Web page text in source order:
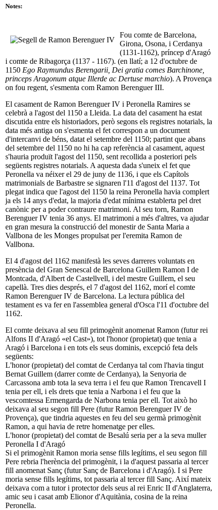
Notes:
Fou comte de Barcelona,
Girona, Osona, i Cerdanya
(1131-1162), príncep d'Aragó
i comte de Ribagorça (1137 - 1167). (en llatí; a 12 d'octubre de
1150 Ego Raymundus Berengarii, Dei gratia comes Barchinone,
princeps Aragonum atque Illerde ac Dertuse marchio). A Provença
on fou regent, s'esmenta com Ramon Berenguer III.
El casament de Ramon Berenguer IV i Peronella Ramires se
celebrà a l'agost del 1150 a Lleida. La data del casament ha estat
discutida entre els historiadors, però segons els registres notarials, la
data més antiga on s'esmenta el fet correspon a un document
d'intercanvi de béns, datat el setembre del 1150; partint que abans
del setembre del 1150 no hi ha cap referència al casament, aquest
s'hauria produït l'agost del 1150, sent recollida a posteriori pels
següents registres notarials. A aquesta dada s'uneix el fet que
Peronella va néixer el 29 de juny de 1136, i que els Capítols
matrimonials de Barbastre se signaren l'11 d'agost del 1137. Tot
plegat indica que l'agost del 1150 la reina Peronella havia complert
ja els 14 anys d'edat, la majoria d'edat mínima establerta pel dret
canònic per a poder contraure matrimoni. Al seu torn, Ramon
Berenguer IV tenia 36 anys. El matrimoni a més d'altres, va ajudar
en gran mesura la construcció del monestir de Santa Maria a
Vallbona de les Monges propulsat per l'eremita Ramon de
Vallbona.
El 4 d'agost del 1162 manifestà les seves darreres voluntats en
presència del Gran Senescal de Barcelona Guillem Ramon I de
Montcada, d'Albert de Castellvell, i del mestre Guillem, el seu
capellà. Tres dies després, el 7 d'agost del 1162, morí el comte
Ramon Berenguer IV de Barcelona. La lectura pública del
testament es va fer en l'assemblea general d'Osca l'11 d'octubre del
1162.
El comte deixava al seu fill primogènit anomenat Ramon (futur rei
Alfons II d'Aragó «el Cast»), tot l'honor (propietat) que tenia a
Aragó i Barcelona i en tots els seus dominis, excepció feta dels
següents:
L'honor (propietat) del comtat de Cerdanya tal com l'havia tingut
Bernat Guillem (darrer comte de Cerdanya), la Senyoria de
Carcassona amb tota la seva terra i el feu que Ramon Trencavell I
tenia per ell, i els drets que tenia a Narbona i el feu que la
vescomtessa Ermengarda de Narbona tenia per ell. Tot això ho
deixava al seu segon fill Pere (futur Ramon Berenguer IV de
Provença), que tindria aquestes en feu del seu germà primogènit
Ramon, a qui havia de retre homenatge per elles.
L'honor (propietat) del comtat de Besalú seria per a la seva muller
Peronella I d'Aragó
Si el primogènit Ramon moria sense fills legítims, el seu segon fill
Pere rebria l'herència del primogènit, i la d'aquest passaria al tercer
fill anomenat Sanç (futur Sanç de Barcelona i d'Aragó). I si Pere
moria sense fills legítims, tot passaria al tercer fill Sanç. Així mateix
deixava com a tutor i protector dels seus al rei Enric II d'Anglaterra,
amic seu i casat amb Elionor d'Aquitània, cosina de la reina
Peronella.